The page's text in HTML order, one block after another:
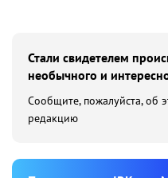
Стали свидетелем
необычного и
Сообщите, пожалуйста, об
редакцию